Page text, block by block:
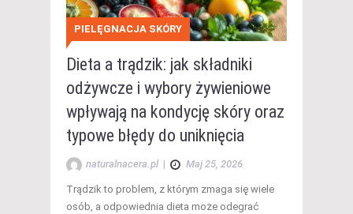
PIELĘGNACJA SKÓRY
Dieta a trądzik: jak składniki
odżywcze i wybory żywieniowe
wpływają na kondycję skóry oraz
typowe błędy do uniknięcia
naturalnacera.pl | Maj 25, 2026
Trądzik to problem, z którym zmaga się wiele
osób, a odpowiednia dieta może odegrać